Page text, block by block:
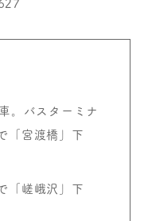
。バスターミナ
「宮渡橋」下
「嵯峨沢」下